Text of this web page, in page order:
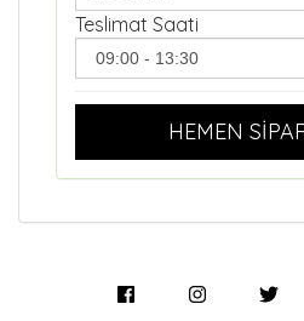
Teslimat Saati